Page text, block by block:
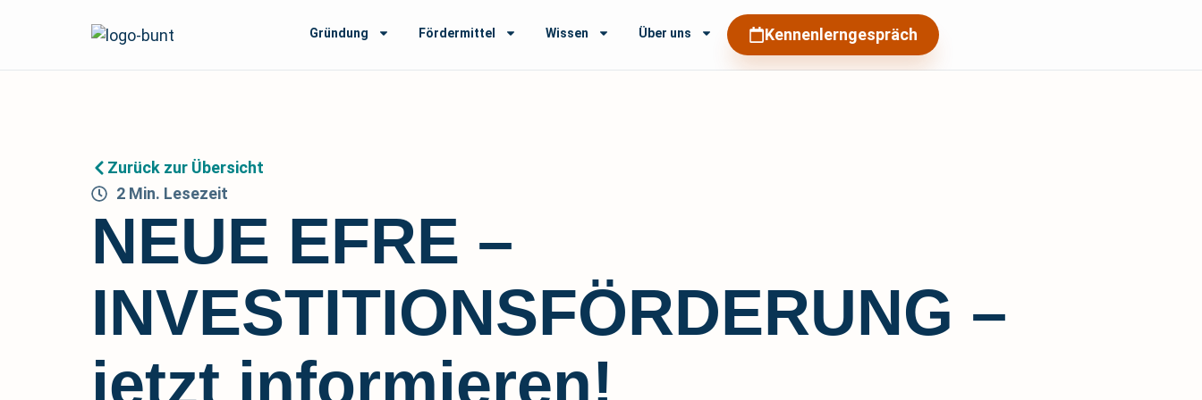
Gründung Fördermittel Wissen Über uns Kennenlerngespräch
Zurück zur Übersicht
2 Min. Lesezeit
NEUE EFRE –
INVESTITIONSFÖRDERUNG –
jetzt informieren!